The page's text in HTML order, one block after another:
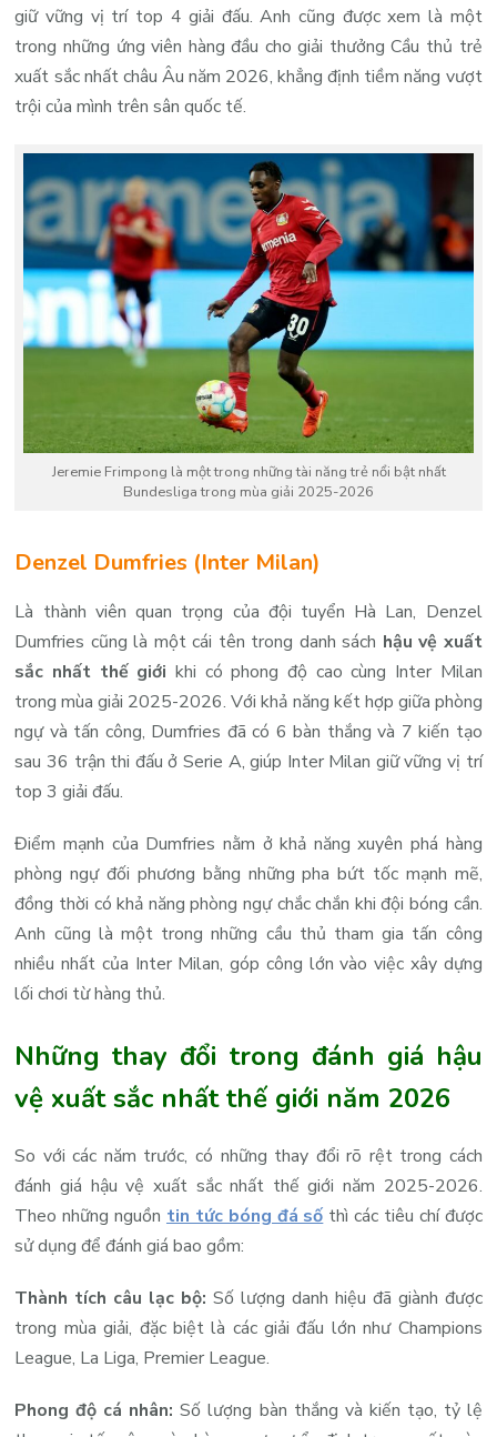
giữ vững vị trí top 4 giải đấu. Anh cũng được xem là một
trong những ứng viên hàng đầu cho giải thưởng Cầu thủ trẻ
xuất sắc nhất châu Âu năm 2026, khẳng định tiềm năng vượt
trội của mình trên sân quốc tế.
Jeremie Frimpong là một trong những tài năng trẻ nổi bật nhất
Bundesliga trong mùa giải 2025-2026
Denzel Dumfries (Inter Milan)
Là thành viên quan trọng của đội tuyển Hà Lan, Denzel
Dumfries cũng là một cái tên trong danh sách hậu vệ xuất
sắc nhất thế giới khi có phong độ cao cùng Inter Milan
trong mùa giải 2025-2026. Với khả năng kết hợp giữa phòng
ngự và tấn công, Dumfries đã có 6 bàn thắng và 7 kiến tạo
sau 36 trận thi đấu ở Serie A, giúp Inter Milan giữ vững vị trí
top 3 giải đấu.
Điểm mạnh của Dumfries nằm ở khả năng xuyên phá hàng
phòng ngự đối phương bằng những pha bứt tốc mạnh mẽ,
đồng thời có khả năng phòng ngự chắc chắn khi đội bóng cần.
Anh cũng là một trong những cầu thủ tham gia tấn công
nhiều nhất của Inter Milan, góp công lớn vào việc xây dựng
lối chơi từ hàng thủ.
Những thay đổi trong đánh giá hậu
vệ xuất sắc nhất thế giới năm 2026
So với các năm trước, có những thay đổi rõ rệt trong cách
đánh giá hậu vệ xuất sắc nhất thế giới năm 2025-2026.
Theo những nguồn tin tức bóng đá số thì các tiêu chí được
sử dụng để đánh giá bao gồm:
Thành tích câu lạc bộ: Số lượng danh hiệu đã giành được
trong mùa giải, đặc biệt là các giải đấu lớn như Champions
League, La Liga, Premier League.
Phong độ cá nhân: Số lượng bàn thắng và kiến tạo, tỷ lệ